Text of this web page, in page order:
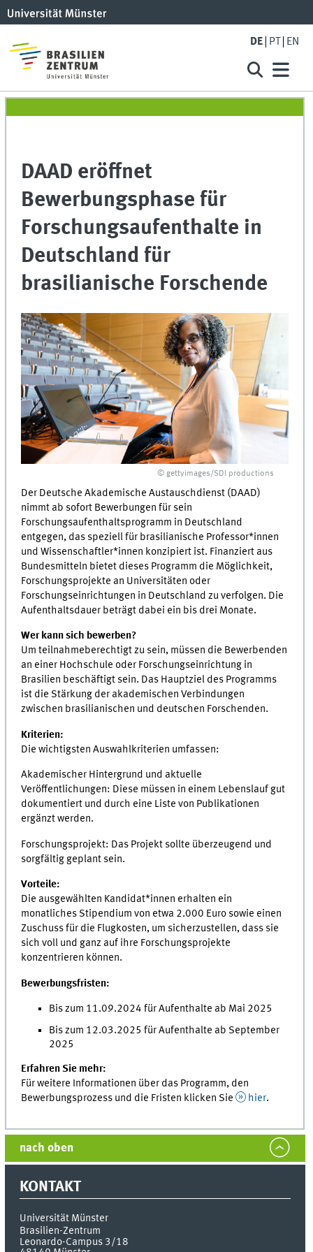
DE PT EN
DAAD eröffnet
Bewerbungsphase für
Forschungsaufenthalte in
Deutschland für
brasilianische Forschende
© gettyimages/SDI productions
Der Deutsche Akademische Austauschdienst (DAAD)
nimmt ab sofort Bewerbungen für sein
Forschungsaufenthaltsprogramm in Deutschland
entgegen, das speziell für brasilianische Professor*innen
und Wissenschaftler*innen konzipiert ist. Finanziert aus
Bundesmitteln bietet dieses Programm die Möglichkeit,
Forschungsprojekte an Universitäten oder
Forschungseinrichtungen in Deutschland zu verfolgen. Die
Aufenthaltsdauer beträgt dabei ein bis drei Monate.
Wer kann sich bewerben?
Um teilnahmeberechtigt zu sein, müssen die Bewerbenden
an einer Hochschule oder Forschungseinrichtung in
Brasilien beschäftigt sein. Das Hauptziel des Programms
ist die Stärkung der akademischen Verbindungen
zwischen brasilianischen und deutschen Forschenden.
Kriterien:
Die wichtigsten Auswahlkriterien umfassen:
Akademischer Hintergrund und aktuelle
Veröffentlichungen: Diese müssen in einem Lebenslauf gut
dokumentiert und durch eine Liste von Publikationen
ergänzt werden.
Forschungsprojekt: Das Projekt sollte überzeugend und
sorgfältig geplant sein.
Vorteile:
Die ausgewählten Kandidat*innen erhalten ein
monatliches Stipendium von etwa 2.000 Euro sowie einen
Zuschuss für die Flugkosten, um sicherzustellen, dass sie
sich voll und ganz auf ihre Forschungsprojekte
konzentrieren können.
Bewerbungsfristen:
Bis zum 11.09.2024 für Aufenthalte ab Mai 2025
Bis zum 12.03.2025 für Aufenthalte ab September
2025
Erfahren Sie mehr:
Für weitere Informationen über das Programm, den
Bewerbungsprozess und die Fristen klicken Sie
hier.
nach oben
KONTAKT
Universität Münster
Brasilien-Zentrum
Leonardo-Campus 3/18